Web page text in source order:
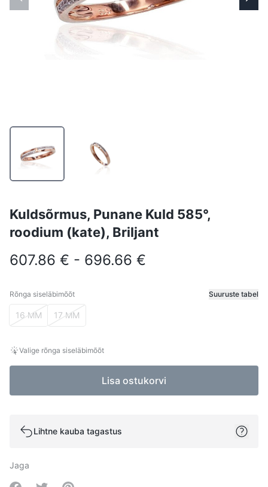
Kuldsõrmus, Punane Kuld 585°,
roodium (kate), Briljant
607.86 € - 696.66 €
Rõnga siseläbimõõt Suuruste tabel
Rõnga siseläbimõõt
16 MM 17 MM
Valige rõnga siseläbimõõt
Lisa ostukorvi
Lihtne kauba tagastus
Jaga